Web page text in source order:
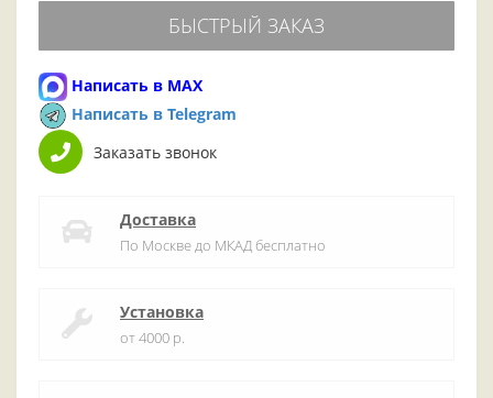
БЫСТРЫЙ ЗАКАЗ
Написать в MAX
Написать в Telegram
Заказать звонок
Доставка
По Москве до МКАД бесплатно
Установка
от 4000 р.